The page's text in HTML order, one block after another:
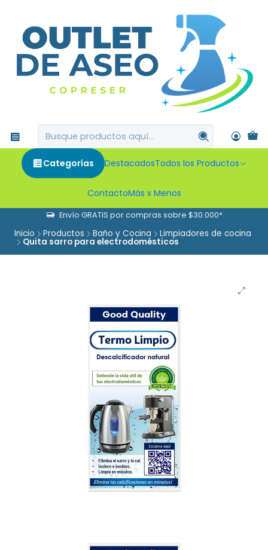
Categorías DestacadosTodos los Productos
ContactoMás x Menos
Envío GRATIS por compras sobre $30.000*
Inicio Productos Baño y Cocina Limpiadores de cocina
Quita sarro para electrodomésticos